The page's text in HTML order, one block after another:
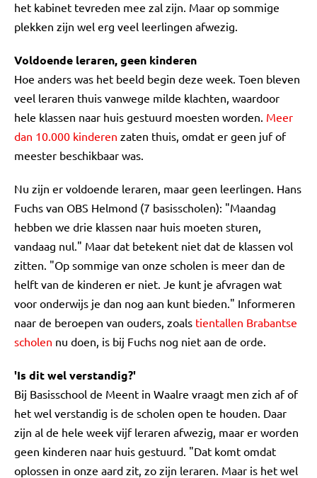
het kabinet tevreden mee zal zijn. Maar op sommige
plekken zijn wel erg veel leerlingen afwezig.
Voldoende leraren, geen kinderen
Hoe anders was het beeld begin deze week. Toen bleven
veel leraren thuis vanwege milde klachten, waardoor
hele klassen naar huis gestuurd moesten worden. Meer
dan 10.000 kinderen zaten thuis, omdat er geen juf of
meester beschikbaar was.
Nu zijn er voldoende leraren, maar geen leerlingen. Hans
Fuchs van OBS Helmond (7 basisscholen): "Maandag
hebben we drie klassen naar huis moeten sturen,
vandaag nul." Maar dat betekent niet dat de klassen vol
zitten. "Op sommige van onze scholen is meer dan de
helft van de kinderen er niet. Je kunt je afvragen wat
voor onderwijs je dan nog aan kunt bieden." Informeren
naar de beroepen van ouders, zoals tientallen Brabantse
scholen nu doen, is bij Fuchs nog niet aan de orde.
'Is dit wel verstandig?'
Bij Basisschool de Meent in Waalre vraagt men zich af of
het wel verstandig is de scholen open te houden. Daar
zijn al de hele week vijf leraren afwezig, maar er worden
geen kinderen naar huis gestuurd. "Dat komt omdat
oplossen in onze aard zit, zo zijn leraren. Maar is het wel